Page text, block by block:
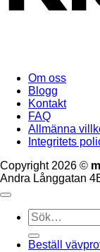
Om oss
Blogg
Kontakt
FAQ
Allmänna
Integritets
Copyright 2026 ©
Andra Långgatan
Sök
efter:
Beställ